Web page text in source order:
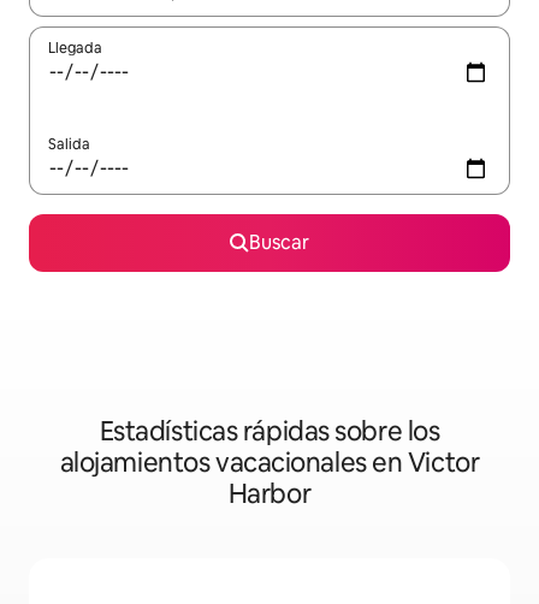
Llegada
Salida
Buscar
Estadísticas rápidas sobre los
alojamientos vacacionales en Victor
Harbor